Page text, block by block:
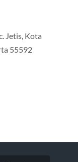
Jetis, Kota
55592